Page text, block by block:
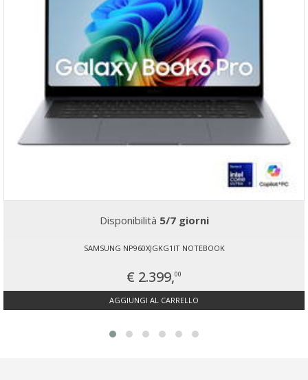
Disponibilità 5/7 giorni
SAMSUNG NP960XJGKG1IT NOTEBOOK
€ 2.399,00
AGGIUNGI AL CARRELLO